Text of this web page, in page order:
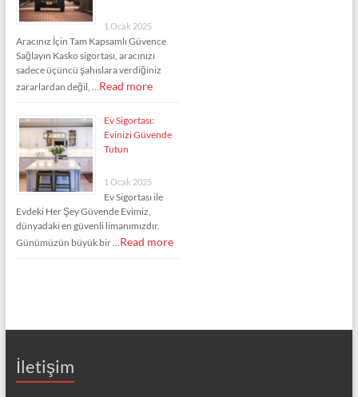
1 Ocak 2025
Aracınız İçin Tam Kapsamlı Güvence
Sağlayın Kasko sigortası, aracınızı
sadece üçüncü şahıslara verdiğiniz
zararlardan değil, … Read more
Ev Sigortası:
Evinizi Güvende
Tutun
1 Ocak 2025
Ev Sigortası ile
Evdeki Her Şey Güvende Evimiz,
dünyadaki en güvenli limanımızdır.
Günümüzün büyük bir … Read more
İletişim